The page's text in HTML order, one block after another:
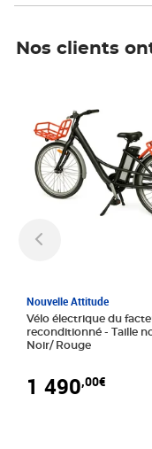
Nos clients
Nouvelle Attitude
Vélo électrique du
reconditionné - Taille normale -
Noir/ Rouge
1 490,00€